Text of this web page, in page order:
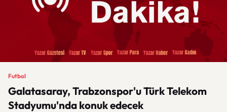
Futbol
Galatasaray, Trabzonspor'u Türk Telekom
Stadyumu'nda konuk edecek